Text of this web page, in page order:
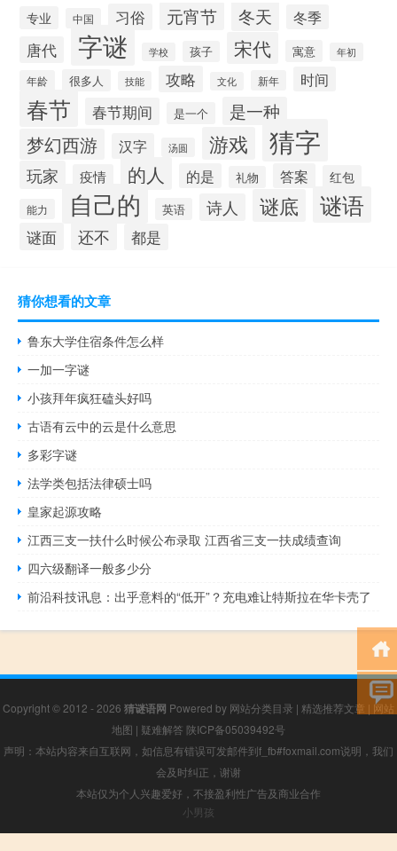
专业 中国 习俗 元宵节 冬天 冬季
唐代 字谜 学校 孩子 宋代 寓意 年初
年龄 很多人 技能 攻略 文化 新年 时间
春节 春节期间 是一个 是一种
梦幻西游 汉字 汤圆 游戏 猜字
玩家 疫情 的人 的是 礼物 答案 红包
能力 自己的 英语 诗人 谜底 谜语
谜面 还不 都是
猜你想看的文章
鲁东大学住宿条件怎么样
一加一字谜
小孩拜年疯狂磕头好吗
古语有云中的云是什么意思
多彩字谜
法学类包括法律硕士吗
皇家起源攻略
江西三支一扶什么时候公布录取 江西省三支一扶成绩查询
四六级翻译一般多少分
前沿科技讯息：出乎意料的“低开”？充电难让特斯拉在华卡壳了
Copyright © 2012 - 2026 猜谜语网 Powered by 网站分类目录 | 精选推荐文章 | 网站
地图 | 疑难解答 陕ICP备05039492号
声明：本站内容来自互联网，如信息有错误可发邮件到f_fb#foxmail.com说明，我们
会及时纠正，谢谢
本站仅为个人兴趣爱好，不接盈利性广告及商业合作
小男孩